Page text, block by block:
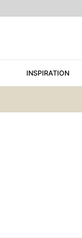
INSPIRATION